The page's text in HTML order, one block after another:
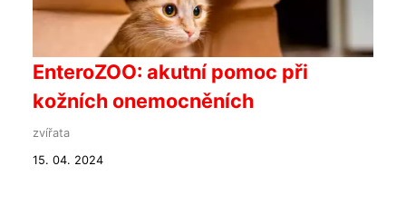
EnteroZOO: akutní pomoc při
kožních onemocněních
zvířata
15. 04. 2024